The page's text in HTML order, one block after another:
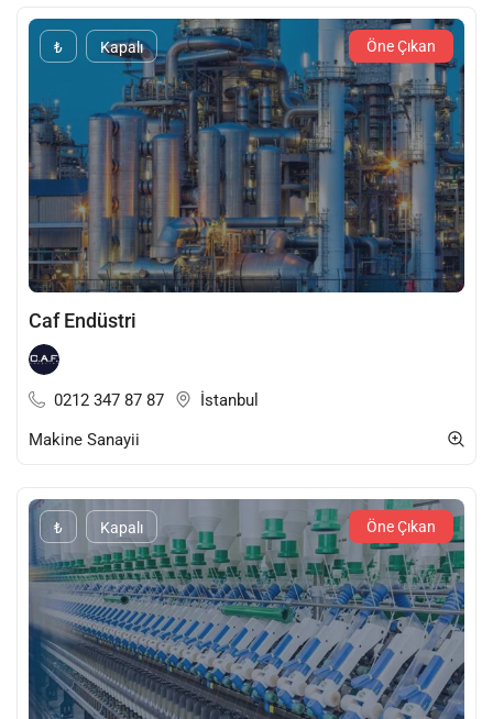
₺ Kapalı Öne Çıkan
Caf Endüstri
0212 347 87 87
İstanbul
Makine Sanayii
₺ Kapalı Öne Çıkan